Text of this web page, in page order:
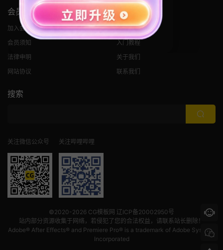
会员服务
加入会员
会员须知
法律申明
网站协议
关于
全部标签
入门教程
关于我们
联系我们
搜索
关注微信公众号 关注哔哩哔哩
©2020-2026 CG模板网 辽ICP备20002950号
站内部分资源收集于网络，若侵犯了您的合法权益，请联系站长删除！
Adobe® After Effects® and Premiere Pro® is a trademark of Adobe Systems
Incorporated